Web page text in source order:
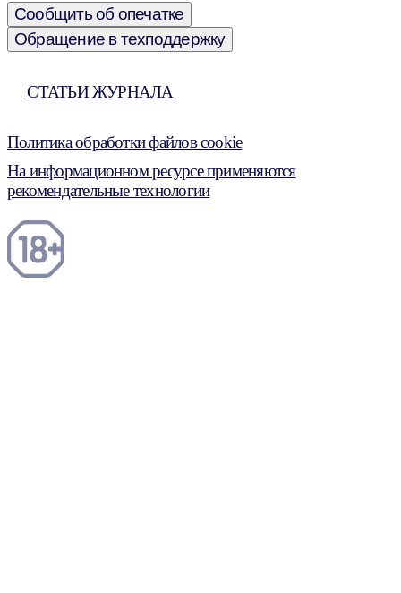
Сообщить об опечатке
Обращение в техподдержку
СТАТЬИ ЖУРНАЛА
Политика обработки файлов cookie
На информационном ресурсе применяются
рекомендательные технологии